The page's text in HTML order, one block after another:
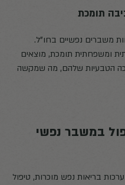
תומכת
משברים נפשיים בחו"ל.
ומשפחתית תומכת, מוצאים
הטבעיות שלהם, מה שמקשה
במשבר נפשי
בריאות נפש מוכרות, טיפול